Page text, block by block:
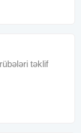
təklif